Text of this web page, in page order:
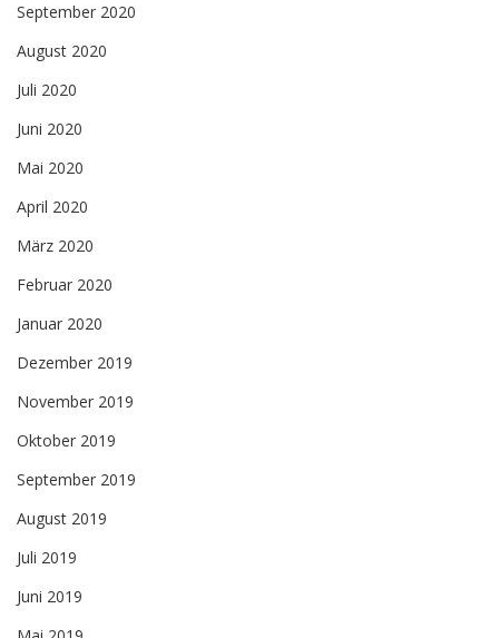
September 2020
August 2020
Juli 2020
Juni 2020
Mai 2020
April 2020
März 2020
Februar 2020
Januar 2020
Dezember 2019
November 2019
Oktober 2019
September 2019
August 2019
Juli 2019
Juni 2019